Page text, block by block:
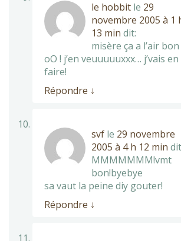
le hobbit le 29
novembre 2005 à 1
13 min dit:
misère ça a l’air bon
oO ! j’en veuuuuuxxx… j’vais en
faire!
Répondre ↓
svf le 29 novembre
2005 à 4 h 12 min
MMMMMMM!vmt
bon!byebye
sa vaut la peine diy gouter!
Répondre ↓